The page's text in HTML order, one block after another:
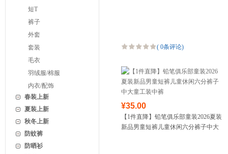
短T
裤子
外套
套装
毛衣
羽绒服/棉服
内衣/配饰
春装上新
夏装上新
秋冬上新
防蚊裤
防晒衫
( 0条评论)
¥35.00
【1件直降】铅笔俱乐部童装2026夏装
新品男童短裤儿童休闲六分裤子中大